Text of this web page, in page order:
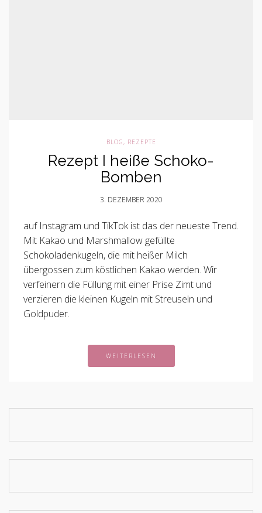
BLOG, REZEPTE
Rezept I heiße Schoko-
Bomben
3. DEZEMBER 2020
auf Instagram und TikTok ist das der neueste Trend.
Mit Kakao und Marshmallow gefüllte
Schokoladenkugeln, die mit heißer Milch
übergossen zum köstlichen Kakao werden. Wir
verfeinern die Füllung mit einer Prise Zimt und
verzieren die kleinen Kugeln mit Streuseln und
Goldpuder.
WEITERLESEN